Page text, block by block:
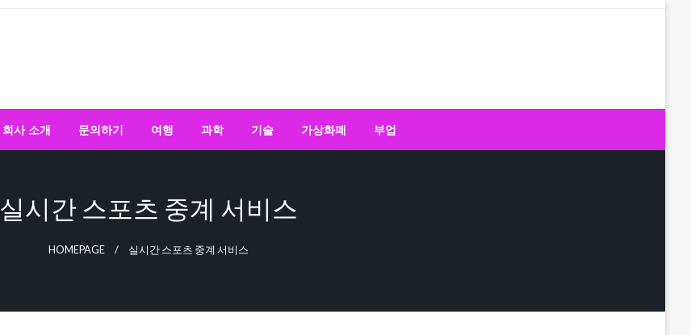
회사 소개 문의하기 여행 과학 기술 가상화폐 부업
실시간 스포츠 중계 서비스
HOMEPAGE 실시간 스포츠 중계 서비스